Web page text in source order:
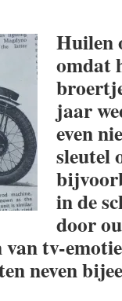
Huilen
omdat
jaar
even
sleutel
in de
door
tv-
neven